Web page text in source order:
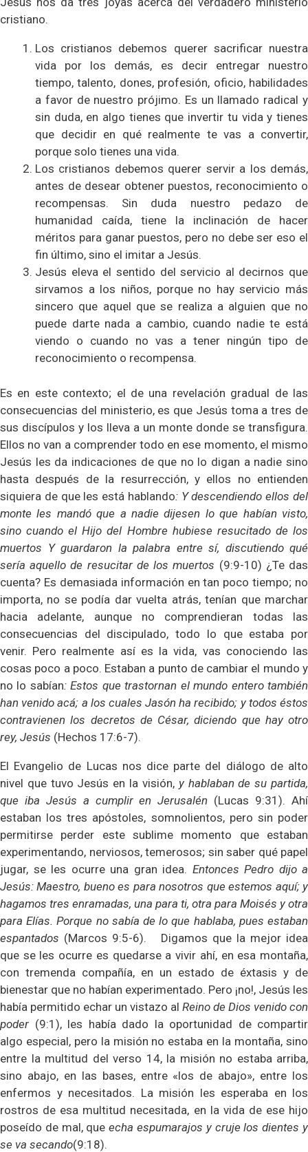
cristiano.
Los cristianos debemos querer sacrificar nuestra
vida por los demás, es decir entregar nuestro
tiempo, talento, dones, profesión, oficio, habilidades
a favor de nuestro prójimo. Es un llamado radical y
sin duda, en algo tienes que invertir tu vida y tienes
que decidir en qué realmente te vas a convertir,
porque solo tienes una vida.
Los cristianos debemos querer servir a los demás,
antes de desear obtener puestos, reconocimiento o
recompensas. Sin duda nuestro pedazo de
humanidad caída, tiene la inclinación de hacer
méritos para ganar puestos, pero no debe ser eso el
fin último, sino el imitar a Jesús.
Jesús eleva el sentido del servicio al decirnos que
sirvamos a los niños, porque no hay servicio más
sincero que aquel que se realiza a alguien que no
puede darte nada a cambio, cuando nadie te está
viendo o cuando no vas a tener ningún tipo de
reconocimiento o recompensa.
Es en este contexto; el de una revelación gradual de las
consecuencias del ministerio, es que Jesús toma a tres de
sus discípulos y los lleva a un monte donde se transfigura.
Ellos no van a comprender todo en ese momento, el mismo
Jesús les da indicaciones de que no lo digan a nadie sino
hasta después de la resurrección, y ellos no entienden
siquiera de que les está hablando: Y descendiendo ellos del
monte les mandó que a nadie dijesen lo que habían visto,
sino cuando el Hijo del Hombre hubiese resucitado de los
muertos Y guardaron la palabra entre sí, discutiendo qué
sería aquello de resucitar de los muertos (9:9-10) ¿Te das
cuenta? Es demasiada información en tan poco tiempo; no
importa, no se podía dar vuelta atrás, tenían que marchar
hacia adelante, aunque no comprendieran todas las
consecuencias del discipulado, todo lo que estaba por
venir. Pero realmente así es la vida, vas conociendo las
cosas poco a poco. Estaban a punto de cambiar el mundo y
no lo sabían: Estos que trastornan el mundo entero también
han venido acá; a los cuales Jasón ha recibido; y todos éstos
contravienen los decretos de César, diciendo que hay otro
rey, Jesús (Hechos 17:6-7).
El Evangelio de Lucas nos dice parte del diálogo de alto
nivel que tuvo Jesús en la visión, y hablaban de su partida,
que iba Jesús a cumplir en Jerusalén (Lucas 9:31). Ahí
estaban los tres apóstoles, somnolientos, pero sin poder
permitirse perder este sublime momento que estaban
experimentando, nerviosos, temerosos; sin saber qué papel
jugar, se les ocurre una gran idea. Entonces Pedro dijo a
Jesús: Maestro, bueno es para nosotros que estemos aquí; y
hagamos tres enramadas, una para ti, otra para Moisés y otra
para Elías. Porque no sabía de lo que hablaba, pues estaban
espantados (Marcos 9:5-6). Digamos que la mejor idea
que se les ocurre es quedarse a vivir ahí, en esa montaña,
con tremenda compañía, en un estado de éxtasis y de
bienestar que no habían experimentado. Pero ¡no!, Jesús les
había permitido echar un vistazo al Reino de Dios venido con
poder (9:1), les había dado la oportunidad de compartir
algo especial, pero la misión no estaba en la montaña, sino
entre la multitud del verso 14, la misión no estaba arriba,
sino abajo, en las bases, entre «los de abajo», entre los
enfermos y necesitados. La misión les esperaba en los
rostros de esa multitud necesitada, en la vida de ese hijo
poseído de mal, queecha espumarajos y cruje los dientes y
se va secando(9:18).